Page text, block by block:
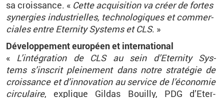
sa crois­sance. « Cette ac­qui­si­tion va créer de fortes
sy­ner­gies in­dus­trielles, tech­no­lo­giques et com­mer­
ciales entre Eter­nity Sys­tems et CLS. »
Dé­ve­lop­pe­ment eu­ro­péen et in­ter­na­tio­nal
« L’in­té­gra­tion de CLSau sein d’Eter­nity
Sys­
temss’ins­crit plei­ne­ment dans notre stra­té­gie de
crois­sance et d’in­no­va­tion au ser­vice de l’éco­no­mie
cir­cu­laire, ex­plique Gil­das Bouilly, PDG d’Eter­